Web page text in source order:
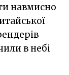
навмисно
в небі